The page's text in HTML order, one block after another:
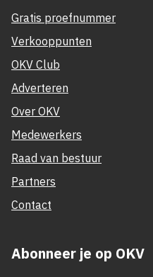
Gratis proefnummer
Verkooppunten
OKV Club
Adverteren
Over OKV
Medewerkers
Raad van bestuur
Partners
Contact
Abonneer je op OKV